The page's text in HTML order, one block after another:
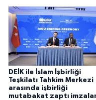
DEİK ile İslam İşbirliği
Teşkilatı Tahkim Merkezi
arasında işbirliği
mutabakat zaptı